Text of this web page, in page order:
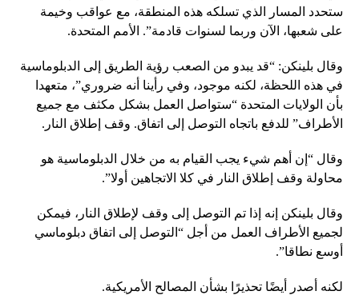
ستحدد المسار الذي تسلكه هذه المنطقة، مع عواقب وخيمة
على شعبها، الآن وربما لسنوات قادمة”. الأمم المتحدة.
وقال بلينكن: “قد يبدو من الصعب رؤية الطريق إلى الدبلوماسية
في هذه اللحظة، لكنه موجود، وفي رأينا أنه ضروري”، متعهدا
بأن الولايات المتحدة “ستواصل العمل بشكل مكثف مع جميع
الأطراف” للدفع باتجاه التوصل إلى اتفاق. وقف إطلاق النار.
وقال “إن أهم شيء يجب القيام به من خلال الدبلوماسية هو
محاولة وقف إطلاق النار في كلا الاتجاهين أولا”.
وقال بلينكن إنه إذا تم التوصل إلى وقف لإطلاق النار، فيمكن
لجميع الأطراف العمل من أجل “التوصل إلى اتفاق دبلوماسي
أوسع نطاقا”.
لكنه أصدر أيضًا تحذيرًا بشأن المصالح الأمريكية.